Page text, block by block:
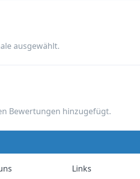
ausgewählt.
Bewertungen hinzugefügt.
Links